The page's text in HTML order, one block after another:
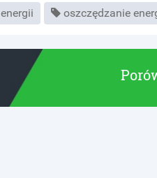
oszczędzanie